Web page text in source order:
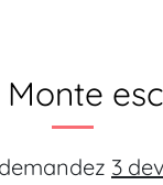
Monte
3